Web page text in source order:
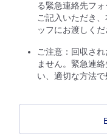
る緊急連絡先フ
ご記入いただき
ッフにお渡しくだ
ご注意：回収さ
ません。緊急連
い、適切な方法で